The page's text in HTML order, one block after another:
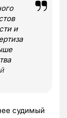
и
судимый